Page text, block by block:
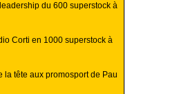
du 600 superstock à
Corti en 1000 superstock à
la tête aux promosport de Pau